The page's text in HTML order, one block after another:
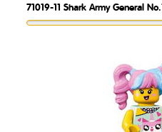
71019-11 Shark Army General